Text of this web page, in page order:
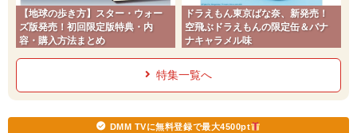
【地球の歩き方】スター・ウォー
ズ版発売！初回限定版特典・内
容・購入方法まとめ
ドラえもん東京ばな奈、新発売！
空飛ぶドラえもんの限定缶＆バナ
ナキャラメル味
特集一覧へ
DMM TVに無料登録で最大4500pt